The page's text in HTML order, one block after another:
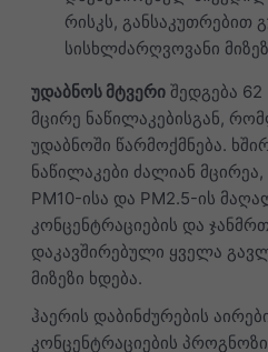
რისკს, განსაკუთრებით
სისხლძარღვოვანი
უდაბნოს მტვერი შედგება 62
მცირე ნაწილაკებისგან,
უდაბნოში წარმოქმნება.
ნაწილაკები ძალიან
PM10-ისა და PM2.5-ის
კონცენტრაციების და
დაკავშირებული ყველა
მიზეზი ხდება.
ჰაერის დაბინძურების
კონცენტრაციების პროგნოზი